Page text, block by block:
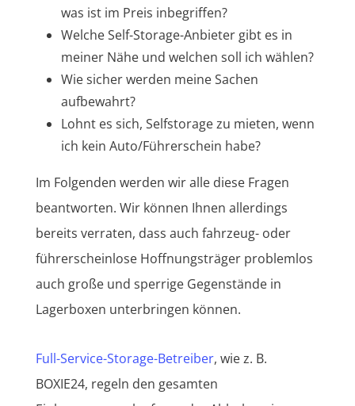
was ist im Preis inbegriffen?
Welche Self-Storage-Anbieter gibt es in
meiner Nähe und welchen soll ich wählen?
Wie sicher werden meine Sachen
aufbewahrt?
Lohnt es sich, Selfstorage zu mieten, wenn
ich kein Auto/Führerschein habe?
Im Folgenden werden wir alle diese Fragen
beantworten. Wir können Ihnen allerdings
bereits verraten, dass auch fahrzeug- oder
führerscheinlose Hoffnungsträger problemlos
auch große und sperrige Gegenstände in
Lagerboxen unterbringen können.
Full-Service-Storage-Betreiber, wie z. B.
BOXIE24, regeln den gesamten